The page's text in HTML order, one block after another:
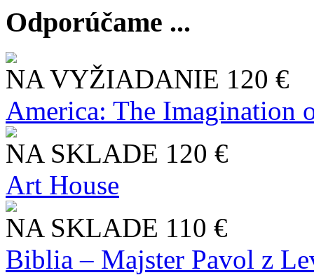
Odporúčame ...
NA VYŽIADANIE 120 €
America: The Imagination
NA SKLADE 120 €
Art House
NA SKLADE 110 €
Biblia – Majster Pavol z